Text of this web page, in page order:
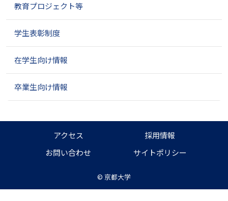
教育プロジェクト等
学生表彰制度
在学生向け情報
卒業生向け情報
© 京都大学
アクセス
採用情報
お問い合わせ
サイトポリシー